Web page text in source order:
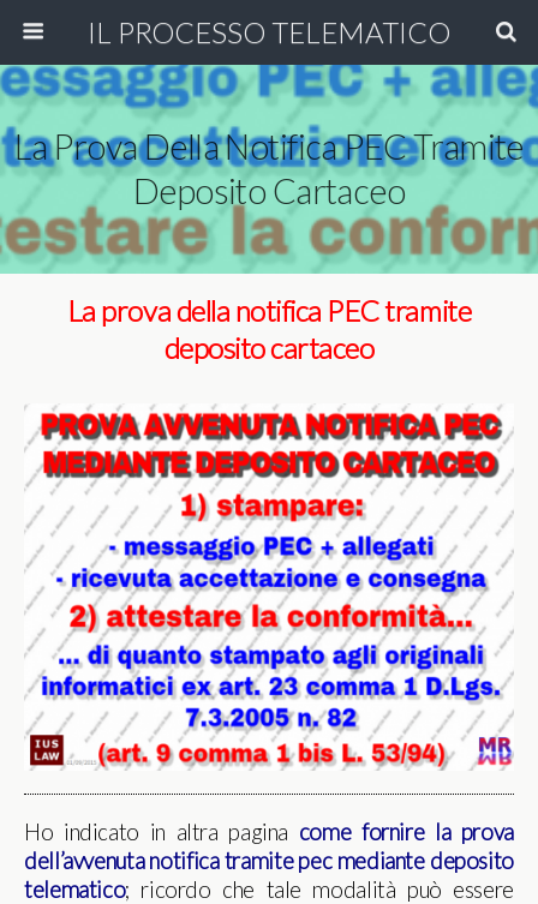
IL PROCESSO TELEMATICO
La Prova Della Notifica PEC Tramite
Deposito Cartaceo
La prova della notifica PEC tramite
deposito cartaceo
Ho indicato in altra pagina come fornire la prova
dell’avvenuta notifica tramite pec mediante deposito
telematico; ricordo che tale modalità può essere